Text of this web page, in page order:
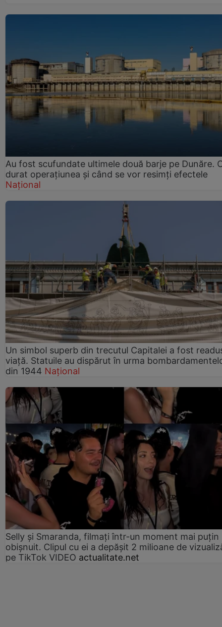
Au fost scufundate ultimele două barje pe Dunăre.
durat operațiunea și când se vor resimți efectele
Național
Un simbol superb din trecutul Capitalei a fost
viață. Statuile au dispărut în urma
din 1944 Național
Selly și Smaranda, filmați într-un moment mai puțin
obișnuit. Clipul cu ei a depășit 2 milioane de
pe TikTok VIDEO actualitate.net